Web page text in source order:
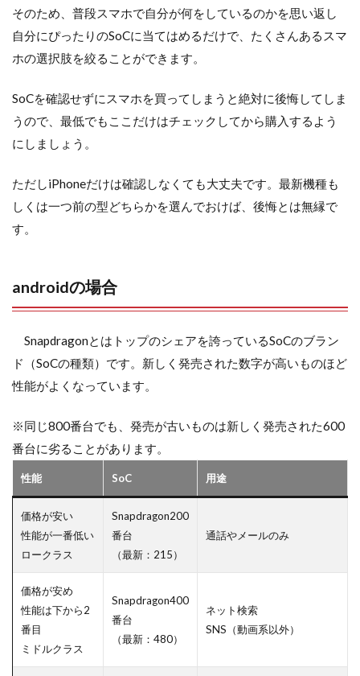
そのため、普段スマホで自分が何をしているのかを思い返し
自分にぴったりのSoCに当てはめるだけで、たくさんあるスマ
ホの選択肢を絞ることができます。
SoCを確認せずにスマホを買ってしまうと絶対に後悔してしま
うので、最低でもここだけはチェックしてから購入するよう
にしましょう。
ただしiPhoneだけは確認しなくても大丈夫です。最新機種も
しくは一つ前の型どちらかを選んでおけば、後悔とは無縁で
す。
androidの場合
Snapdragonとはトップのシェアを誇っているSoCのブラン
ド（SoCの種類）です。新しく発売された数字が高いものほど
性能がよくなっています。
※同じ800番台でも、発売が古いものは新しく発売された600
番台に劣ることがあります。
性能 SoC 用途
価格が安い
性能が一番低い
ロークラス
Snapdragon200
番台
（最新：215）
通話やメールのみ
価格が安め
性能は下から2
番目
ミドルクラス
Snapdragon400
番台
（最新：480）
ネット検索
SNS（動画系以外）